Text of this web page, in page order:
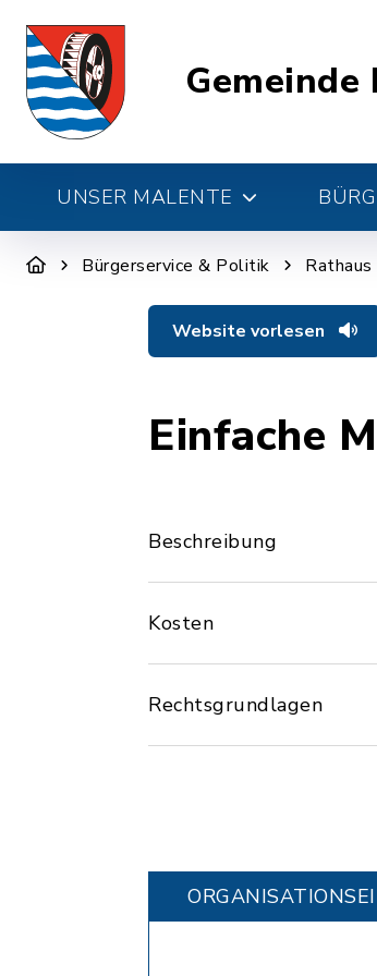
Gemeinde
UNSER MALENTE
Bürgerservice & Politik Rathaus
Website vorlesen
Einfache
Beschreibung
Kosten
Rechtsgrundlagen